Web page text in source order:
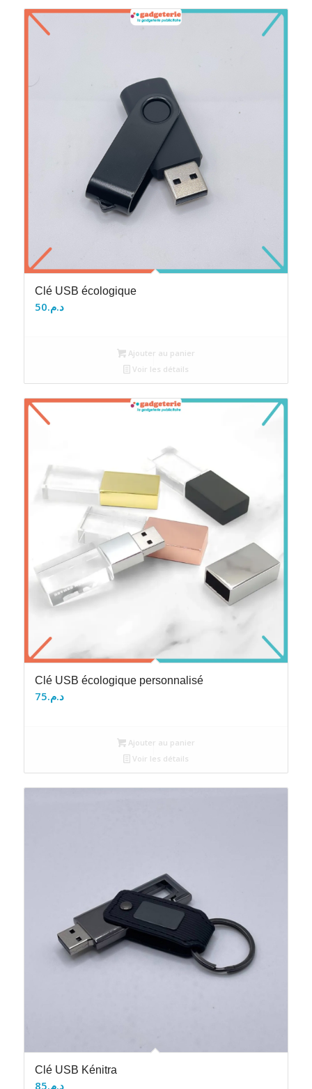
Clé USB écologique
د.م.50
Ajouter au panier
Voir les détails
Clé USB écologique personnalisé
د.م.75
Ajouter au panier
Voir les détails
Clé USB Kénitra
د.م.85